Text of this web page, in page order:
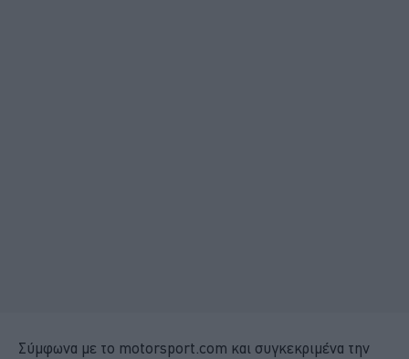
Σύμφωνα με το motorsport.com και συγκεκριμένα την